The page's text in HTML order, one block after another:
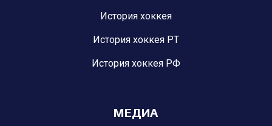
История хоккея
История хоккея РТ
История хоккея РФ
МЕДИА